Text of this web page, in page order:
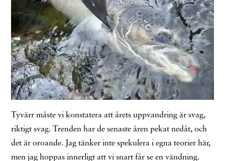
Tyvärr måste vi konstatera att årets uppvandring är svag,
riktigt svag. Trenden har de senaste åren pekat nedåt, och
det är oroande. Jag tänker inte spekulera i egna teorier här,
men jag hoppas innerligt att vi snart får se en vändning.